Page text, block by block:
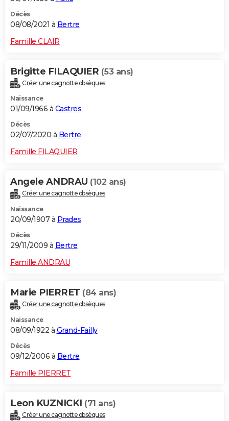
Décès
08/08/2021 à Bertre
Famille CLAIR
Brigitte FILAQUIER (53 ans)
Créer une cagnotte obsèques
Naissance
01/09/1966 à Castres
Décès
02/07/2020 à Bertre
Famille FILAQUIER
Angele ANDRAU (102 ans)
Créer une cagnotte obsèques
Naissance
20/09/1907 à Prades
Décès
29/11/2009 à Bertre
Famille ANDRAU
Marie PIERRET (84 ans)
Créer une cagnotte obsèques
Naissance
08/09/1922 à Grand-Failly
Décès
09/12/2006 à Bertre
Famille PIERRET
Leon KUZNICKI (71 ans)
Créer une cagnotte obsèques